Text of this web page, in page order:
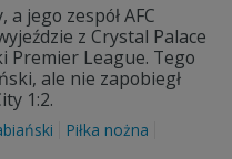
jego zespół AFC
z Crystal Palace
Premier League. Tego
ale nie zapobiegł
1:2.
Piłka nożna